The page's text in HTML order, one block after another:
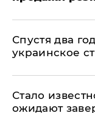
Спустя два
украинское
Стало
ожидают